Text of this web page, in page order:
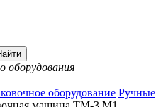
оборудования
оборудование Ручные